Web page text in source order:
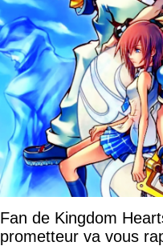
Fan de Kingdom
prometteur va vous